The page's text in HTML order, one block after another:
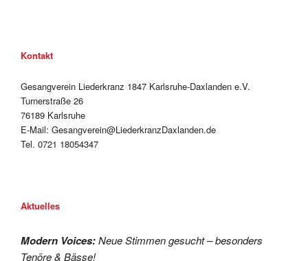
Kontakt
Gesangverein Liederkranz 1847 Karlsruhe-Daxlanden e.V.
Turnerstraße 26
76189 Karlsruhe
E-Mail: Gesangverein@LiederkranzDaxlanden.de
Tel. 0721 18054347
Aktuelles
Modern Voices:Neue Stimmen gesucht – besonders
Tenöre & Bässe!